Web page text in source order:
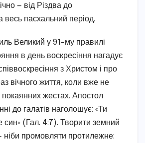
— від Різдва до
весь пасхальний період.
Великий у 91-му правилі
в день воскресіння нагадує
з Христом і про
вічного життя, коли вже не
жестах. Апостол
до галатів наголошує: «Ти
син» (Гал. 4:7). Творити земний
ніби промовляти протилежне: